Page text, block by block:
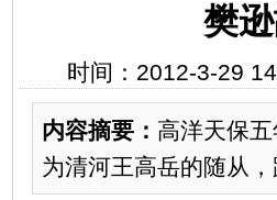
樊
时间：2012-3-29
内容摘要： 高洋天保
为清河王高岳的随从，